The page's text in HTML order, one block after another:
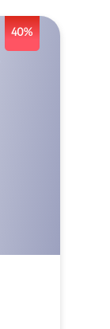
40%